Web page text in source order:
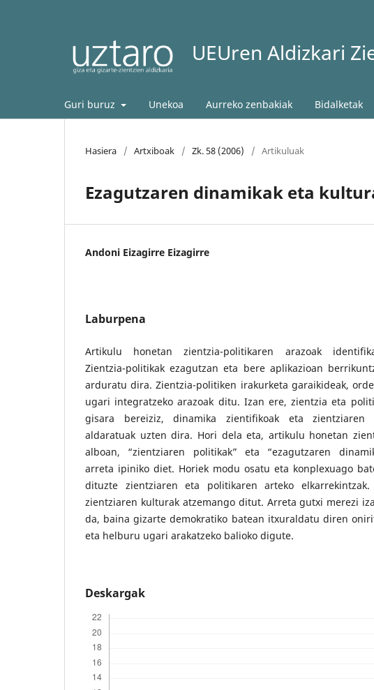
UEUren Aldizkari
Guri buruz Unekoa Aurreko zenbakiak Bidalketak
Hasiera / Artxiboak / Zk. 58 (2006) / Artikuluak
Ezagutzaren dinamikak eta
Andoni Eizagirre Eizagirre
Laburpena
Artikulu honetan zientzia-politikaren arazoak
Zientzia-politikak ezagutzan eta bere aplikazioan
arduratu dira. Zientzia-politiken irakurketa garaikideak,
ugari integratzeko arazoak ditu. Izan ere, zientzia eta
gisara bereiziz, dinamika zientifikoak eta zientziaren
aldaratuak uzten dira. Hori dela eta, artikulu honetan
alboan, “zientziaren politikak” eta “ezagutzaren
arreta ipiniko diet. Horiek modu osatu eta konplexuago
dituzte zientziaren eta politikaren arteko elkarrekintzak.
zientziaren kulturak atzemango ditut. Arreta gutxi merezi
da, baina gizarte demokratiko batean itxuraldatu diren
eta helburu ugari arakatzeko balioko digute.
Deskargak